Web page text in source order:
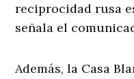
reciprocidad rusa
señala el
Además, la Casa